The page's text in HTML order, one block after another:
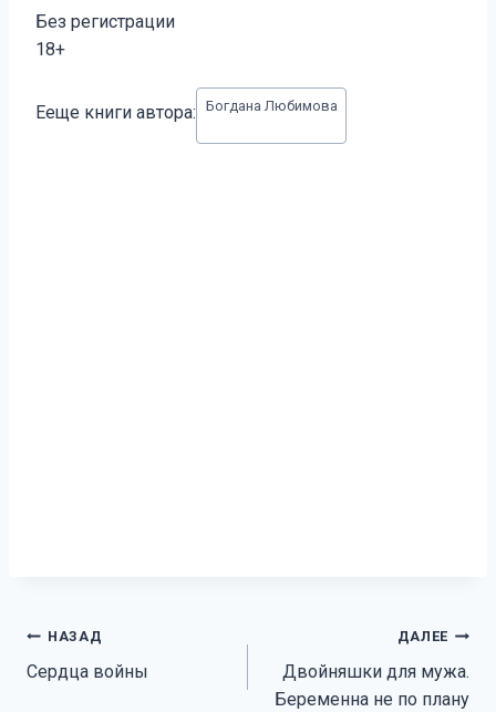
Без регистрации
18+
записи:
Ееще книги автора: Богдана Любимова
Навигация
по
НАЗАД
Сердца войны
ДАЛЕЕ
Двойняшки для мужа.
Беременна не по плану